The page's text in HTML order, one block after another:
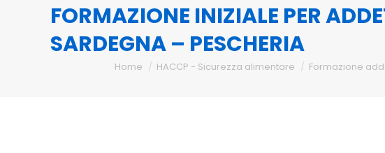
FORMAZIONE INIZIALE PER
SARDEGNA – PESCHERIA
You are here:
Home HACCP - Sicurezza alimentare Formazione